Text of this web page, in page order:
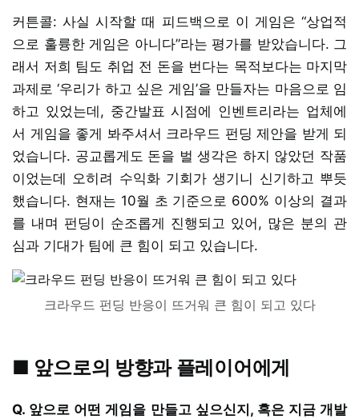
커튼콜: 사실 시작할 때 피드백으로 이 게임은 “상업적
으로 훌륭한 게임은 아니다”라는 평가를 받았습니다. 그
래서 저희 팀도 취업 전 돈을 번다는 목적보다는 마지막
과제로 ‘우리가 하고 싶은 게임’을 만들자는 마음으로 임
하고 있었는데, 중간발표 시점에 인벤트리라는 업체에
서 게임을 좋게 봐주셔서 크라우드 펀딩 제안을 받게 되
었습니다. 공교롭게도 돈을 벌 생각은 하지 않았던 작품
이었는데 오히려 수익화 기회가 생기니 신기하고 뿌듯
했습니다. 현재는 10월 초 기준으로 600% 이상의 결과
를 내며 펀딩이 순조롭게 진행되고 있어, 많은 분의 관
심과 기대가 팀에 큰 힘이 되고 있습니다.
크라우드 펀딩 반응이 뜨거워 큰 힘이 되고 있다
■ 앞으로의 방향과 플레이어에게
Q. 앞으로 어떤 게임을 만들고 싶으신지, 혹은 지금 개발